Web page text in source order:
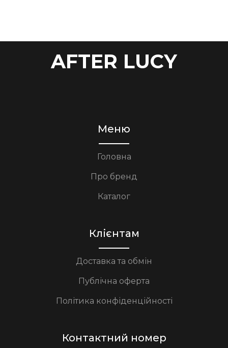
AFTER LUCY
Меню
Головна
Про бренд
Каталог
Клієнтам
Доставка та обмін
Публічна оферта
Політика конфіденційності
Контактний номер